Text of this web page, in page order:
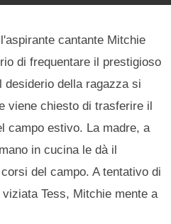
cantante Mitchie
di frequentare il prestigioso
della ragazza si
viene chiesto di trasferire il
campo estivo. La madre, a
in cucina le dà il
del campo. A tentativo di
Tess, Mitchie mente a